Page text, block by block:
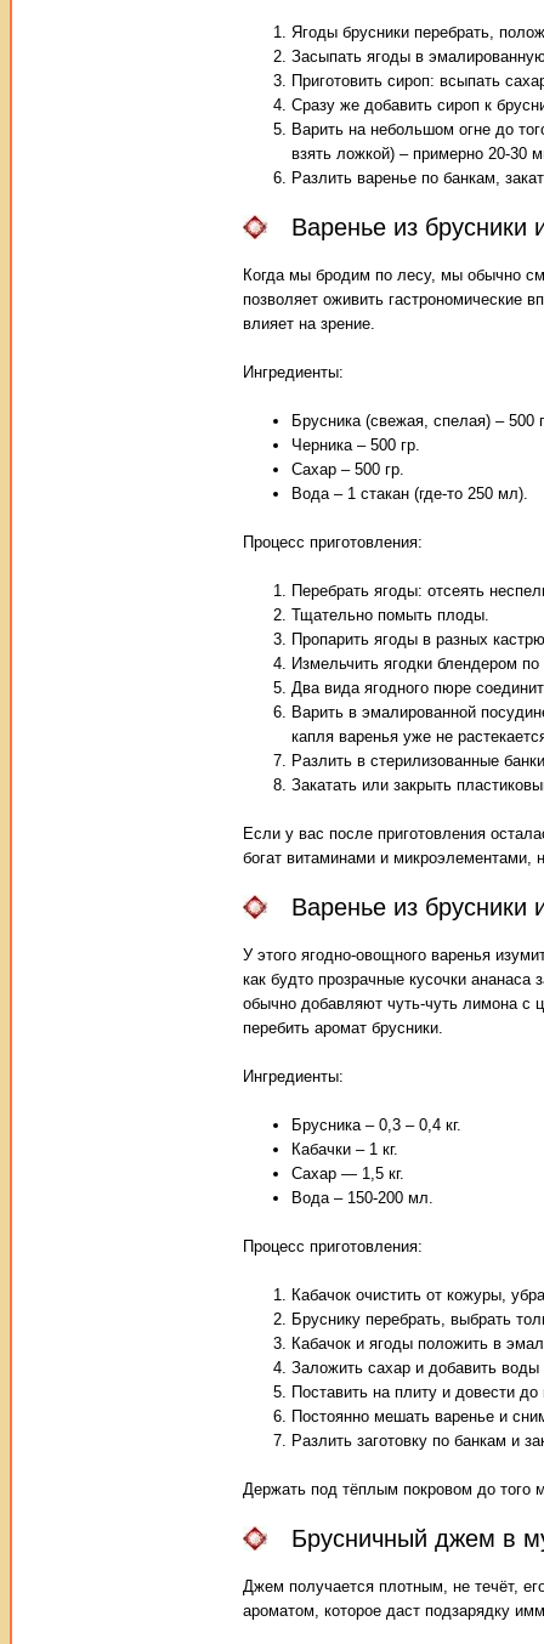
Ягоды брусники перебрать,
Засыпать ягоды в
Приготовить сироп: всыпать
Сразу же добавить сироп к
Варить на небольшом огне до
взять ложкой) – примерно 20-30
Разлить варенье по банкам,
Варенье из брусники
Когда мы бродим по лесу, мы обычно
позволяет оживить гастрономические
влияет на зрение.
Ингредиенты:
Брусника (свежая, спелая) – 500
Черника – 500 гр.
Сахар – 500 гр.
Вода – 1 стакан (где-то 250 мл).
Процесс приготовления:
Перебрать ягоды: отсеять
Тщательно помыть плоды.
Пропарить ягоды в разных
Измельчить ягодки блендером
Два вида ягодного пюре
Варить в эмалированной
капля варенья уже не
Разлить в стерилизованные
Закатать или закрыть
Если у вас после приготовления
богат витаминами и микроэлементами,
Варенье из брусники
У этого ягодно-овощного варенья
как будто прозрачные кусочки
обычно добавляют чуть-чуть лимона с
перебить аромат брусники.
Ингредиенты:
Брусника – 0,3 – 0,4 кг.
Кабачки – 1 кг.
Сахар — 1,5 кг.
Вода – 150-200 мл.
Процесс приготовления:
Кабачок очистить от кожуры,
Бруснику перебрать, выбрать
Кабачок и ягоды положить в
Заложить сахар и добавить
Поставить на плиту и довести
Постоянно мешать варенье и
Разлить заготовку по банкам и
Держать под тёплым покровом до того
Брусничный джем в
Джем получается плотным, не течёт,
ароматом, которое даст подзарядку